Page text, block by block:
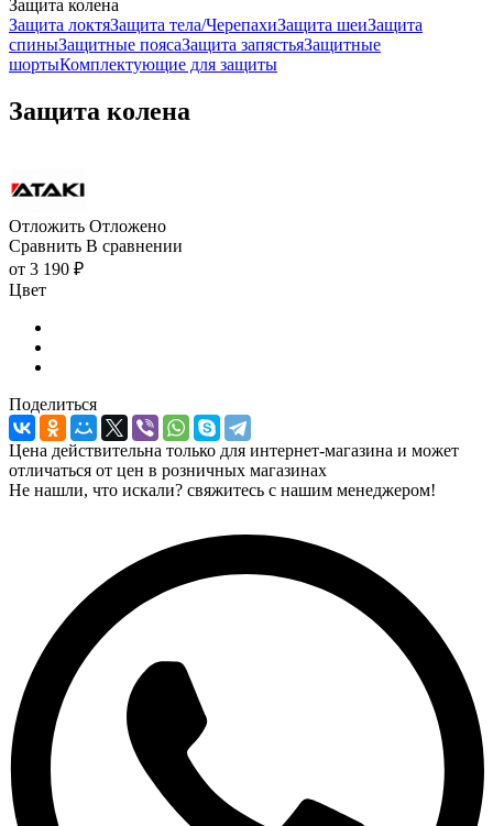
Защита колена
Защита локтяЗащита тела/ЧерепахиЗащита шеиЗащита
спиныЗащитные поясаЗащита запястьяЗащитные
шортыКомплектующие для защиты
Защита колена
Отложить Отложено
Сравнить В сравнении
от 3 190 ₽
Цвет
Поделиться
Цена действительна только для интернет-магазина и может
отличаться от цен в розничных магазинах
Не нашли, что искали? свяжитесь с нашим менеджером!